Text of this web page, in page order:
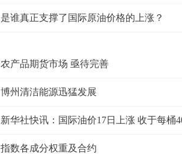
是谁真正支撑了国际原油价格的上涨？
农产品期货市场 亟待完善
博州清洁能源迅猛发展
新华社快讯：国际油价17日上涨 收于每桶
指数各成分权重及合约